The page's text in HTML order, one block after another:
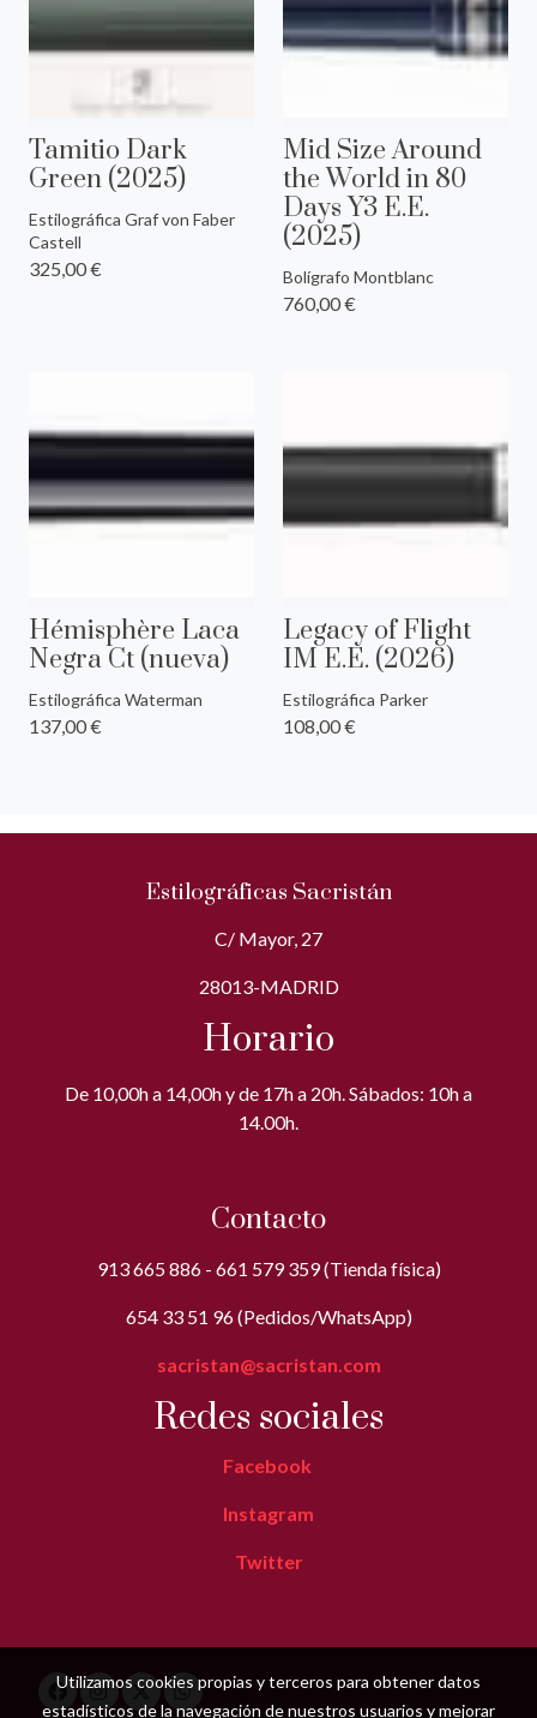
Tamitio Dark
Green (2025)
Estilográfica Graf von Faber
Castell
325,00 €
Mid Size Around
the World in 80
Days Y3 E.E.
(2025)
Bolígrafo Montblanc
760,00 €
Hémisphère Laca
Negra Ct (nueva)
Estilográfica Waterman
137,00 €
Legacy of Flight
IM E.E. (2026)
Estilográfica Parker
108,00 €
Estilográficas Sacristán
C/ Mayor, 27
28013-MADRID
Horario
De 10,00h a 14,00h y de 17h a 20h. Sábados: 10h a
14.00h.
Contacto
913 665 886 - 661 579 359 (Tienda física)
654 33 51 96 (Pedidos/WhatsApp)
sacristan@sacristan.com
Redes sociales
Facebook
Instagram
Twitter
Utilizamos cookies propias y terceros para obtener datos
estadísticos de la navegación de nuestros usuarios y mejorar